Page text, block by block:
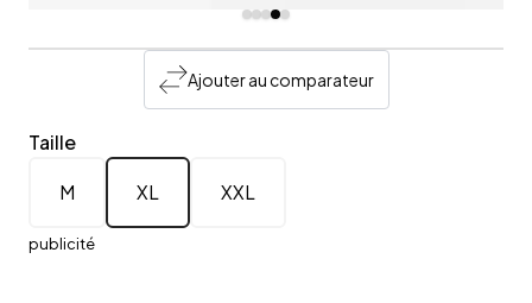
Ajouter au comparateur
Taille
M
XL XXL
publicité